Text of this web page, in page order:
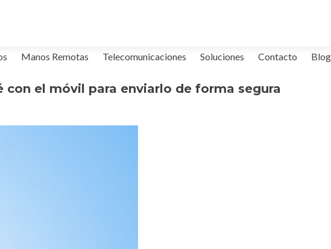
Manos Remotas Telecomunicaciones Soluciones Contacto Blog
el móvil para enviarlo de forma segura